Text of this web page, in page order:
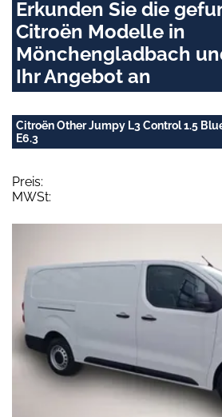
Erkunden Sie die
Citroën Modelle in
Mönchengladbach
Ihr Angebot an
Citroën Other Jumpy L3 Control 1.5
E6.3
Preis:
MWSt: